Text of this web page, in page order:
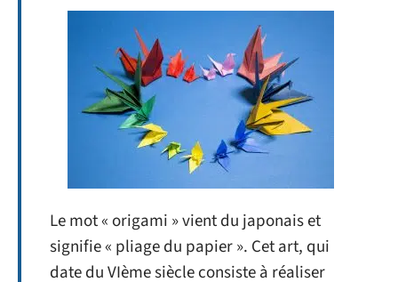
Le mot « origami » vient du japonais et
signifie « pliage du papier ». Cet art, qui
date du VIème siècle consiste à réaliser